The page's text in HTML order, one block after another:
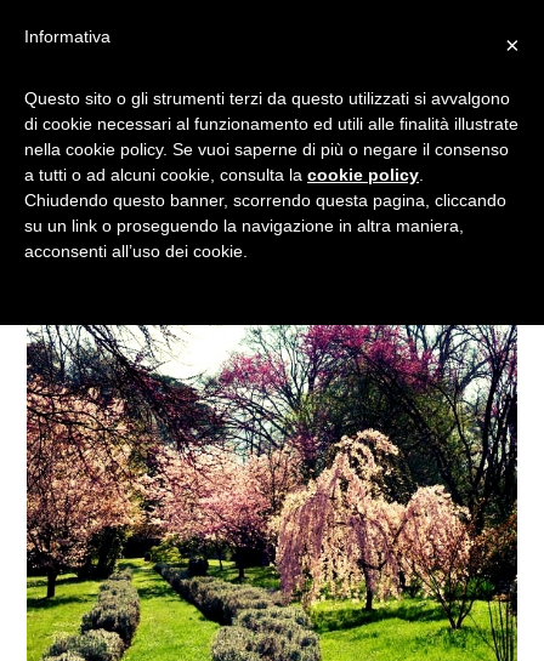
SETTEMBRE È TORNATO E
NEL GIARDINO DI NINFA CI
HA PORTATO!
×
Informativa
Questo sito o gli strumenti terzi da questo utilizzati si avvalgono
di cookie necessari al funzionamento ed utili alle finalità illustrate
nella cookie policy. Se vuoi saperne di più o negare il consenso
a tutti o ad alcuni cookie, consulta la cookie policy
Chiudendo questo banner, scorrendo questa pagina, cliccando
su un link o proseguendo la navigazione in altra maniera,
acconsenti all’uso dei cookie.